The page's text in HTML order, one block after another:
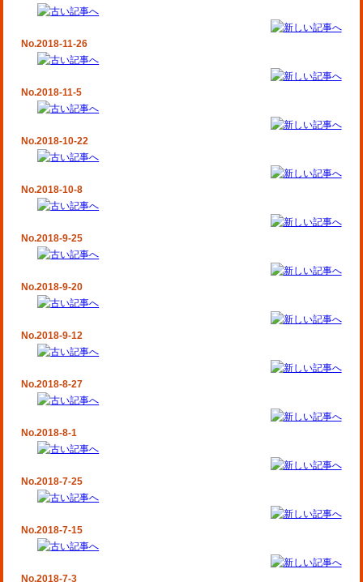
No.2018-11-26
No.2018-11-5
No.2018-10-22
No.2018-10-8
No.2018-9-25
No.2018-9-20
No.2018-9-12
No.2018-8-27
No.2018-8-1
No.2018-7-25
No.2018-7-15
No.2018-7-3